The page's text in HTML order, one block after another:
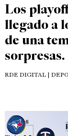
Los
llegado a
de una
sorpresas.
RDE DIGITAL |